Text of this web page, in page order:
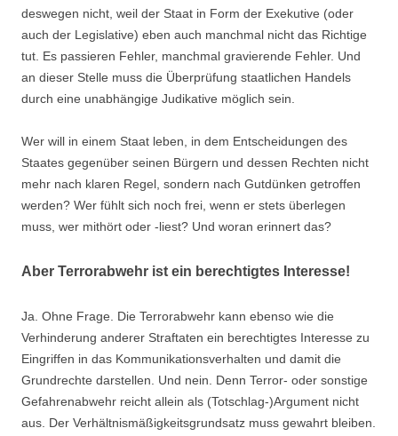
deswegen nicht, weil der Staat in Form der Exekutive (oder
auch der Legislative) eben auch manchmal nicht das Richtige
tut. Es passieren Fehler, manchmal gravierende Fehler. Und
an dieser Stelle muss die Überprüfung staatlichen Handels
durch eine unabhängige Judikative möglich sein.
Wer will in einem Staat leben, in dem Entscheidungen des
Staates gegenüber seinen Bürgern und dessen Rechten nicht
mehr nach klaren Regel, sondern nach Gutdünken getroffen
werden? Wer fühlt sich noch frei, wenn er stets überlegen
muss, wer mithört oder -liest? Und woran erinnert das?
Aber Terrorabwehr ist ein berechtigtes Interesse!
Ja. Ohne Frage. Die Terrorabwehr kann ebenso wie die
Verhinderung anderer Straftaten ein berechtigtes Interesse zu
Eingriffen in das Kommunikationsverhalten und damit die
Grundrechte darstellen. Und nein. Denn Terror- oder sonstige
Gefahrenabwehr reicht allein als (Totschlag-)Argument nicht
aus. Der Verhältnismäßigkeitsgrundsatz muss gewahrt bleiben.